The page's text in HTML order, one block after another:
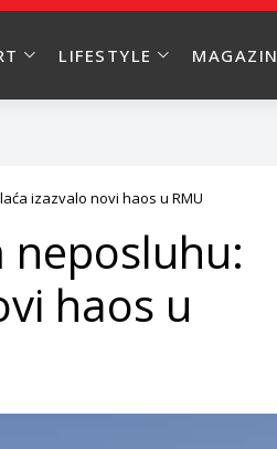
LIFESTYLE MAGAZIN
izazvalo novi haos u RMU
neposluhu:
haos u